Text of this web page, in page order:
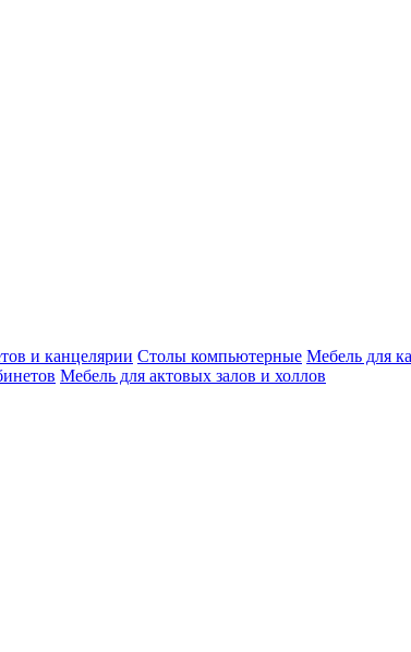
и канцелярии Столы компьютерные Мебель для
Мебель для актовых залов и холлов